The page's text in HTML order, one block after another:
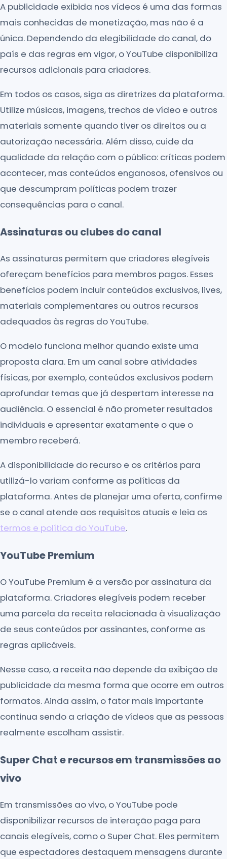
A publicidade exibida nos vídeos é uma das formas
mais conhecidas de monetização, mas não é a
única. Dependendo da elegibilidade do canal, do
país e das regras em vigor, o YouTube disponibiliza
recursos adicionais para criadores.
Em todos os casos, siga as diretrizes da plataforma.
Utilize músicas, imagens, trechos de vídeo e outros
materiais somente quando tiver os direitos ou a
autorização necessária. Além disso, cuide da
qualidade da relação com o público: críticas podem
acontecer, mas conteúdos enganosos, ofensivos ou
que descumpram políticas podem trazer
consequências para o canal.
Assinaturas ou clubes do canal
As assinaturas permitem que criadores elegíveis
ofereçam benefícios para membros pagos. Esses
benefícios podem incluir conteúdos exclusivos, lives,
materiais complementares ou outros recursos
adequados às regras do YouTube.
O modelo funciona melhor quando existe uma
proposta clara. Em um canal sobre atividades
físicas, por exemplo, conteúdos exclusivos podem
aprofundar temas que já despertam interesse na
audiência. O essencial é não prometer resultados
individuais e apresentar exatamente o que o
membro receberá.
A disponibilidade do recurso e os critérios para
utilizá-lo variam conforme as políticas da
plataforma. Antes de planejar uma oferta, confirme
se o canal atende aos requisitos atuais e leia os
termos e política do YouTube.
YouTube Premium
O YouTube Premium é a versão por assinatura da
plataforma. Criadores elegíveis podem receber
uma parcela da receita relacionada à visualização
de seus conteúdos por assinantes, conforme as
regras aplicáveis.
Nesse caso, a receita não depende da exibição de
publicidade da mesma forma que ocorre em outros
formatos. Ainda assim, o fator mais importante
continua sendo a criação de vídeos que as pessoas
realmente escolham assistir.
Super Chat e recursos em transmissões ao
vivo
Em transmissões ao vivo, o YouTube pode
disponibilizar recursos de interação paga para
canais elegíveis, como o Super Chat. Eles permitem
que espectadores destaquem mensagens durante